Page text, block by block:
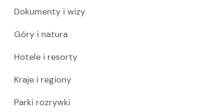
Dokumenty i wizy
Góry i natura
Hotele i resorty
Kraje i regiony
Parki rozrywki